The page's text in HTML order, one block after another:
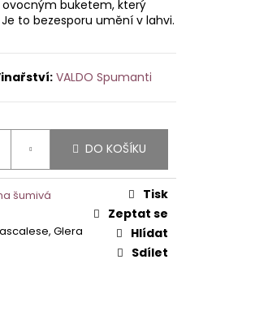
buketem, který
to bezesporu umění v lahvi.
VALDO Spumanti
DO KOŠÍKU
šumivá
Glera
Tisk
Zeptat se
Hlídat
Sdílet